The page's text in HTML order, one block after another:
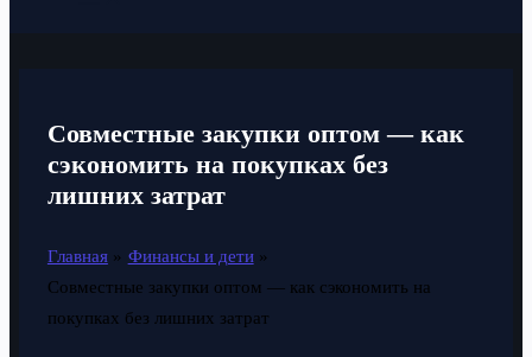
Совместные закупки оптом — как
сэкономить на покупках без
лишних затрат
Главная
Финансы и дети
Совместные закупки оптом — как сэкономить на
покупках без лишних затрат